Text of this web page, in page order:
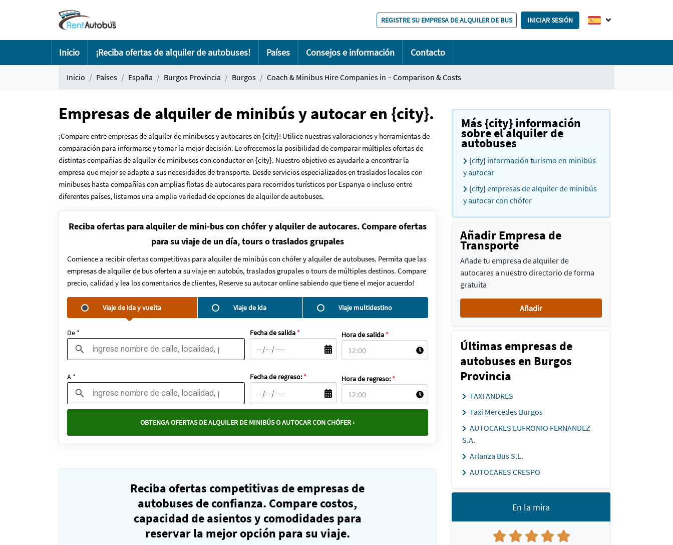
REGISTRE SU EMPRESA DE ALQUILER DE BUS INICIAR SESIÓN
Inicio ¡Reciba ofertas de alquiler de autobuses! Países Consejos e información Contacto
Inicio Países España Burgos Provincia Burgos Coach & Minibus Hire Companies in – Comparison & Costs
Empresas de alquiler de minibús y autocar en {city}.
¡Compare entre empresas de alquiler de minibuses y autocares en {city}! Utilice nuestras valoraciones y herramientas de
comparación para informarse y tomar la mejor decisión. Le ofrecemos la posibilidad de comparar múltiples ofertas de
distintas compañías de alquiler de minibuses con conductor en {city}. Nuestro objetivo es ayudarle a encontrar la
empresa que mejor se adapte a sus necesidades de transporte. Desde servicios especializados en traslados locales con
minibuses hasta compañías con amplias flotas de autocares para recorridos turísticos por Espanya o incluso entre
diferentes países, listamos una amplia variedad de opciones de alquiler de autobuses.
Reciba ofertas para alquiler de mini-bus con chófer y alquiler de autocares. Compare ofertas
para su viaje de un día, tours o traslados grupales
Comience a recibir ofertas competitivas para alquiler de minibús con chófer y alquiler de autobuses. Permita que las
empresas de alquiler de bus oferten a su viaje en autobús, traslados grupales o tours de múltiples destinos. Compare
precio, calidad y lea los comentarios de clientes, Reserve su autocar online sabiendo que tiene el mejor acuerdo!
Viaje de ida y vuelta Viaje de ida Viaje multidestino
De * Fecha de salida * Hora de salida *
A * Fecha de regreso: * Hora de regreso: *
OBTENGA OFERTAS DE ALQUILER DE MINIBÚS O AUTOCAR CON CHÓFER ›
Reciba ofertas competitivas de empresas de
autobuses de confianza. Compare costos,
capacidad de asientos y comodidades para
reservar la mejor opción para su viaje.
Más {city} información
sobre el alquiler de
autobuses
{city} información turismo en minibús
y autocar
{city} empresas de alquiler de minibús
y autocar con chófer
Añadir Empresa de
Transporte
Añade tu empresa de alquiler de
autocares a nuestro directorio de forma
gratuita
Añadir
Últimas empresas de
autobuses en Burgos
Provincia
TAXI ANDRES
Taxi Mercedes Burgos
AUTOCARES EUFRONIO FERNANDEZ
S.A.
Arlanza Bus S.L.
AUTOCARES CRESPO
En la mira